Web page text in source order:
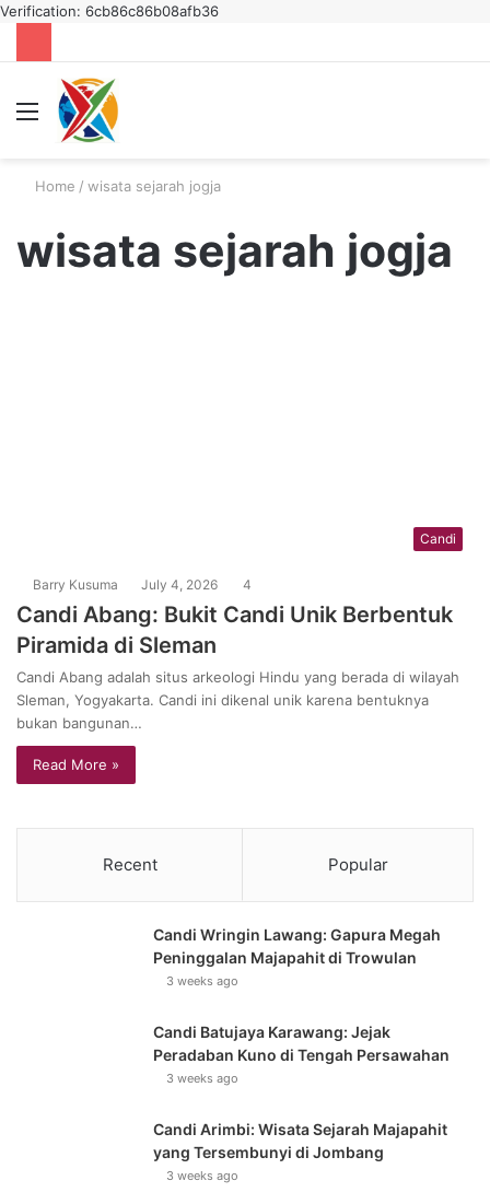
Verification: 6cb86c86b08afb36
Menu
Home / wisata sejarah jogja
wisata sejarah jogja
Candi
Barry Kusuma July 4, 2026 4
Candi Abang: Bukit Candi Unik Berbentuk
Piramida di Sleman
Candi Abang adalah situs arkeologi Hindu yang berada di wilayah
Sleman, Yogyakarta. Candi ini dikenal unik karena bentuknya
bukan bangunan…
Read More »
Recent Popular
Candi Wringin Lawang: Gapura Megah
Peninggalan Majapahit di Trowulan
3 weeks ago
Candi Batujaya Karawang: Jejak
Peradaban Kuno di Tengah Persawahan
3 weeks ago
Candi Arimbi: Wisata Sejarah Majapahit
yang Tersembunyi di Jombang
3 weeks ago